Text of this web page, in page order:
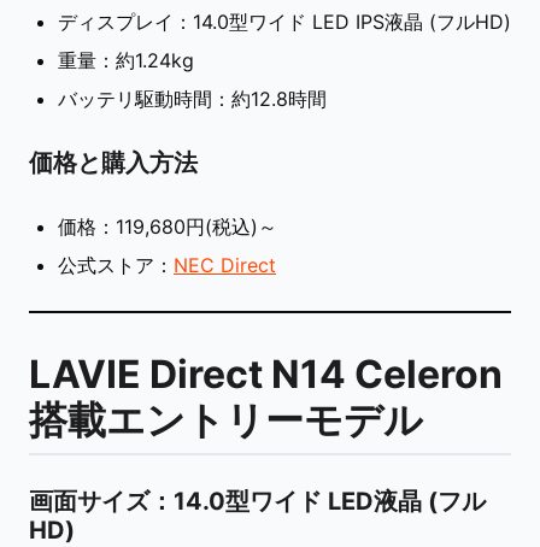
ディスプレイ：14.0型ワイド LED IPS液晶 (フルHD)
重量：約1.24kg
バッテリ駆動時間：約12.8時間
価格と購入方法
価格：119,680円(税込)～
公式ストア： NEC Direct
LAVIE Direct N14 Celeron
搭載エントリーモデル
画面サイズ：14.0型ワイド LED液晶 (フル
HD)